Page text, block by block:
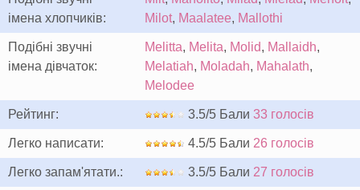
імена хлопчиків:
Milot, Maalatee, Mallothi
Подібні звучні
імена дівчаток:
Melitta, Melita, Molid, Mallaidh,
Melatiah, Moladah, Mahalath,
Melodee
Рейтинг: 3.5/5 Бали 33 голосів
Легко написати: 4.5/5 Бали 26 голосів
Легко запам'ятати.: 3.5/5 Бали 27 голосів